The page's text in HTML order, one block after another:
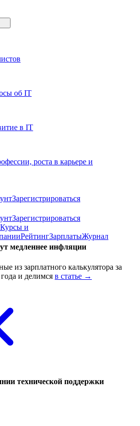
об IT
в IT
роста в карьере и
Зарегистрироваться
Зарегистрироваться
Курсы и
РейтингЗарплатыЖурнал
медленнее инфляции
из зарплатного калькулятора за
и делимся в статье →
технической поддержки